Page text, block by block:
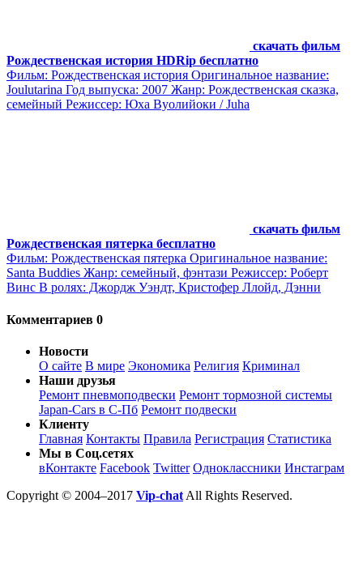
скачать фильм
Рождественская история HDRip бесплатно
Фильм: Рождественская история Оригинальное название:
Joulutarina Год выпуска: 2007 Жанр: Рождественская сказка,
семейный Режиссер: Юха Вуолийоки / Juha
скачать фильм
Рождественская пятерка бесплатно
Фильм: Рождественская пятерка Оригинальное название:
Santa Buddies Жанр: семейный, фэнтази Режиссер: Роберт
Винс В ролях: Джордж Уэндт, Кристофер Ллойд, Дэнни
Комментариев 0
Новости
О сайте В мире Экономика Религия Криминал
Наши друзья
Ремонт пневмоподвески Ремонт тормозной системы
Japan-Cars в С-Пб Ремонт подвески
Клиенту
Главная Контакты Правила Регистрация Статистика
Мы в Соц.сетях
вКонтакте Facebook Twitter Одноклассники Инстаграм
Copyright © 2004–2017 Vip-chat All Rights Reserved.